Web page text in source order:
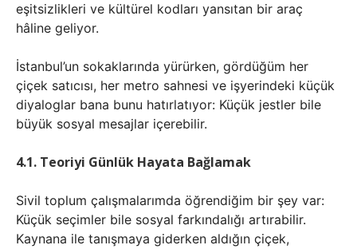
eşitsizlikleri ve kültürel kodları yansıtan bir araç
hâline geliyor.
İstanbul’un sokaklarında yürürken, gördüğüm her
çiçek satıcısı, her metro sahnesi ve işyerindeki küçük
diyaloglar bana bunu hatırlatıyor: Küçük jestler bile
büyük sosyal mesajlar içerebilir.
4.1. Teoriyi Günlük Hayata Bağlamak
Sivil toplum çalışmalarımda öğrendiğim bir şey var:
Küçük seçimler bile sosyal farkındalığı artırabilir.
Kaynana ile tanışmaya giderken aldığın çiçek,